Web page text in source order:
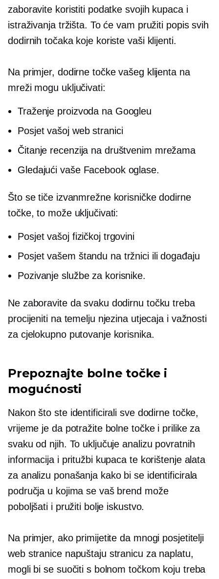
zaboravite koristiti podatke svojih kupaca i
istraživanja tržišta. To će vam pružiti popis svih
dodirnih točaka koje koriste vaši klijenti.
Na primjer, dodirne točke vašeg klijenta na
mreži mogu uključivati:
Traženje proizvoda na Googleu
Posjet vašoj web stranici
Čitanje recenzija na društvenim mrežama
Gledajući vaše Facebook oglase.
Što se tiče izvanmrežne korisničke dodirne
točke, to može uključivati:
Posjet vašoj fizičkoj trgovini
Posjet vašem štandu na tržnici ili događaju
Pozivanje službe za korisnike.
Ne zaboravite da svaku dodirnu točku treba
procijeniti na temelju njezina utjecaja i važnosti
za cjelokupno putovanje korisnika.
Prepoznajte bolne točke i
mogućnosti
Nakon što ste identificirali sve dodirne točke,
vrijeme je da potražite bolne točke i prilike za
svaku od njih. To uključuje analizu povratnih
informacija i pritužbi kupaca te korištenje alata
za analizu ponašanja kako bi se identificirala
područja u kojima se vaš brend može
poboljšati i pružiti bolje iskustvo.
Na primjer, ako primijetite da mnogi posjetitelji
web stranice napuštaju stranicu za naplatu,
mogli bi se suočiti s bolnom točkom koju treba